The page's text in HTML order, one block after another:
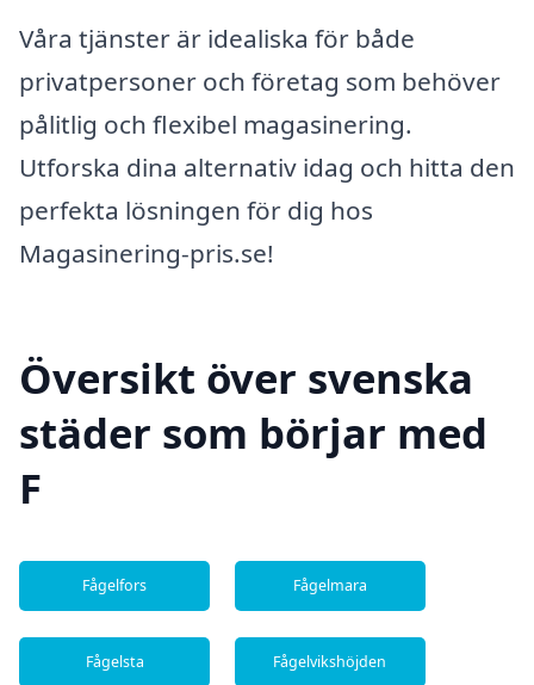
Våra tjänster är idealiska för både
privatpersoner och företag som behöver
pålitlig och flexibel magasinering.
Utforska dina alternativ idag och hitta den
perfekta lösningen för dig hos
Magasinering-pris.se!
Översikt över svenska
städer som börjar med
F
Fågelfors Fågelmara
Fågelsta Fågelvikshöjden